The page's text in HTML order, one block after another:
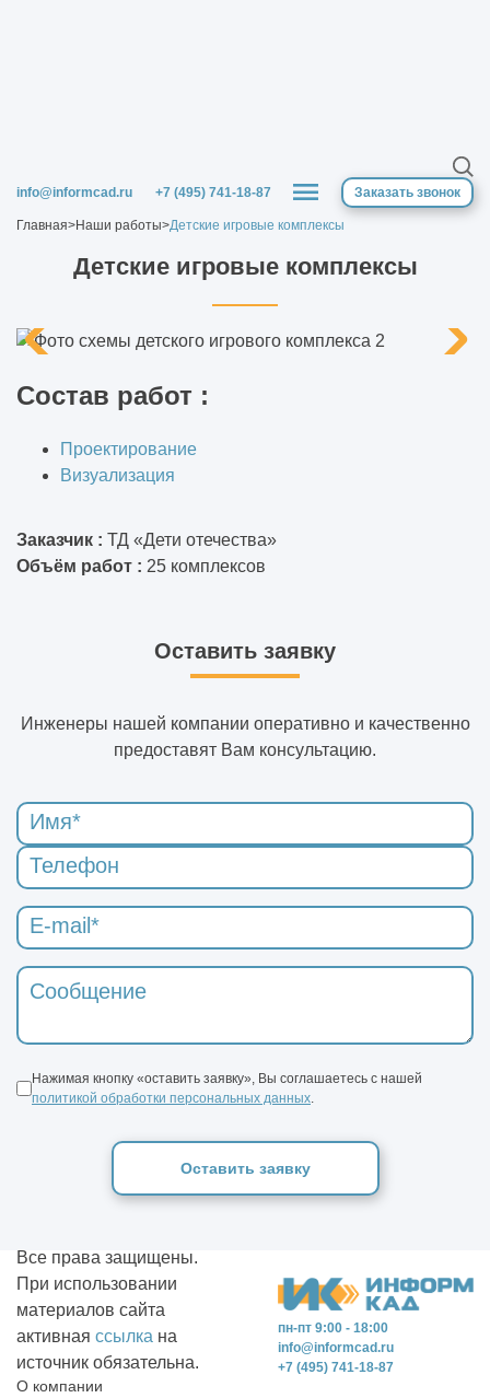
info@informcad.ru +7 (495) 741-18-87 Заказать звонок
Главная>Наши работы>Детские игровые комплексы
Детские игровые комплексы
Состав работ :
Проектирование
Визуализация
Заказчик : ТД «Дети отечества»
Объём работ : 25 комплексов
Оставить заявку
Инженеры нашей компании оперативно и качественно
предоставят Вам консультацию.
Нажимая кнопку «оставить заявку», Вы соглашаетесь с нашей
политикой обработки персональных данных.
Оставить заявку
пн-пт 9:00 - 18:00
+7 (495) 741-18-87
info@informcad.ru
О компании
Все права защищены.
При использовании
материалов сайта
активная ссылка на
источник обязательна.